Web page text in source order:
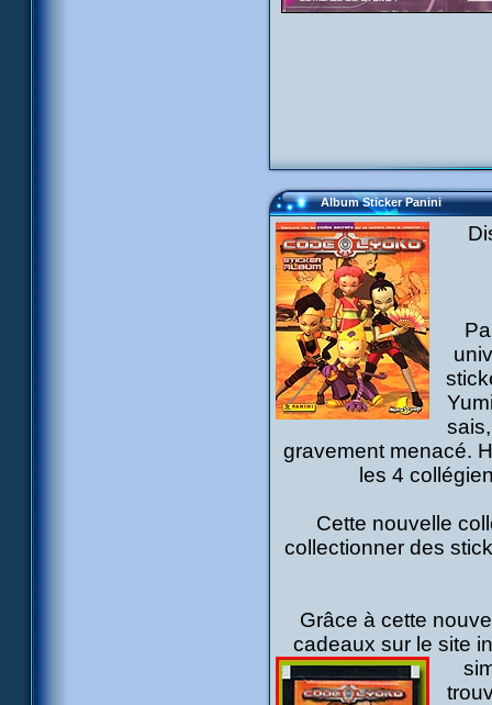
Album Sticker Panini
gravement menacé.
les 4
Cette nouvelle
collectionner des
Grâce à cette
cadeaux sur le site